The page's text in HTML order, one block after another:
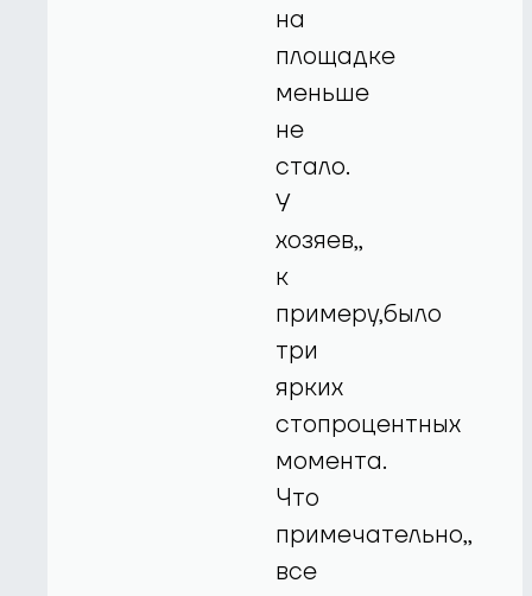
на
площадке
меньше
не
стало.
У
хозяев,,
к
примеру,было
три
ярких
стопроцентных
момента.
Что
примечательно,,
все